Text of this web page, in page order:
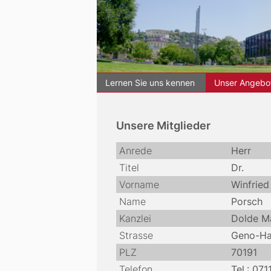
Lernen Sie uns kennen Unser
Unsere Mitglieder
Anrede
Herr
Titel
Dr.
Vorname
Winfried
Name
Porsch
Kanzlei
Dolde
Strasse
Geno-
PLZ
70191